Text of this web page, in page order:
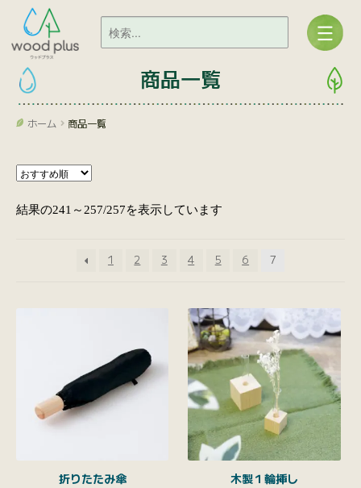
商品一覧
ホーム 商品一覧
結果の241～257/257を表示しています
1 2 3 4 5 6 7
折りたたみ傘 木製１輪挿し